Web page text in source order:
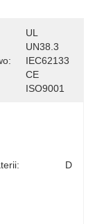
UL
UN38.3
IEC62133
CE
ISO9001
D